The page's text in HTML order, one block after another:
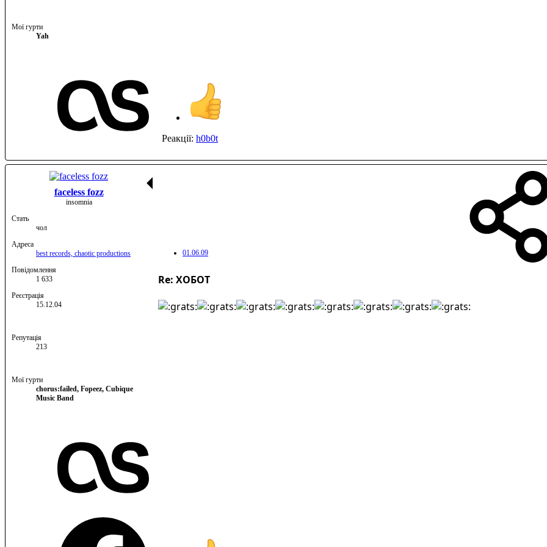
Мої гурти
Yah
Реакції: h0b0t
faceless fozz
insomnia
Стать
чол
Адреса
best records, chaotic productions
Повідомлення
1 633
Реєстрація
15.12.04
Репутація
213
Мої гурти
chorus:failed, Fopeez, Cubique
Music Band
01.06.09
Re: ХОБОТ